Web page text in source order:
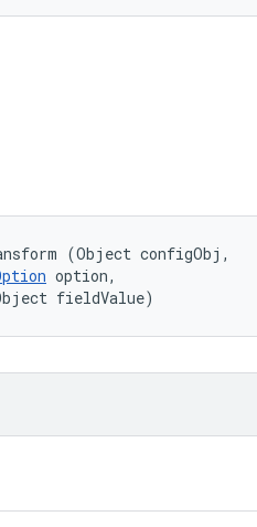
(Object configObj,
option,
fieldValue)